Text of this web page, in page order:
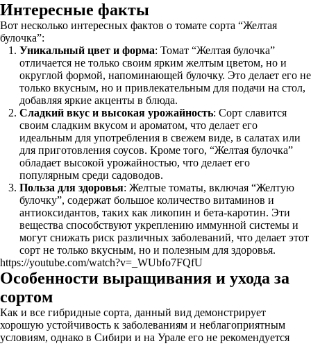
Интересные факты
Вот несколько интересных фактов о томате сорта “Желтая
булочка”:
Уникальный цвет и форма: Томат “Желтая булочка”
отличается не только своим ярким желтым цветом, но и
округлой формой, напоминающей булочку. Это делает его не
только вкусным, но и привлекательным для подачи на стол,
добавляя яркие акценты в блюда.
Сладкий вкус и высокая урожайность: Сорт славится
своим сладким вкусом и ароматом, что делает его
идеальным для употребления в свежем виде, в салатах или
для приготовления соусов. Кроме того, “Желтая булочка”
обладает высокой урожайностью, что делает его
популярным среди садоводов.
Польза для здоровья: Желтые томаты, включая “Желтую
булочку”, содержат большое количество витаминов и
антиоксидантов, таких как ликопин и бета-каротин. Эти
вещества способствуют укреплению иммунной системы и
могут снижать риск различных заболеваний, что делает этот
сорт не только вкусным, но и полезным для здоровья.
https://youtube.com/watch?v=_WUbfo7FQfU
Особенности выращивания и ухода за
сортом
Как и все гибридные сорта, данный вид демонстрирует
хорошую устойчивость к заболеваниям и неблагоприятным
условиям, однако в Сибири и на Урале его не рекомендуется